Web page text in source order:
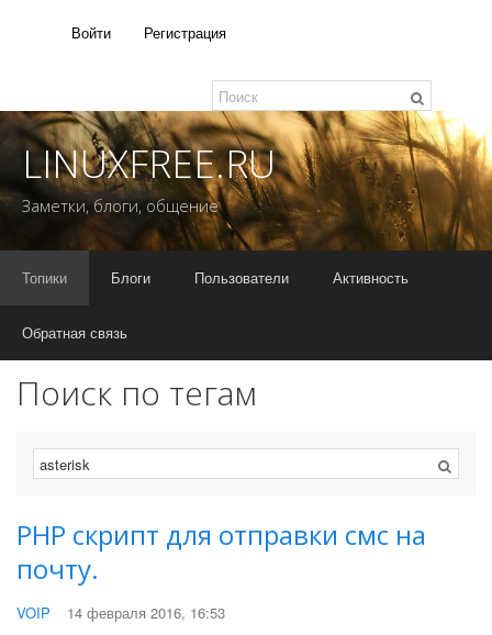
Войти Регистрация
LINUXFREE.RU
Заметки, блоги, общение
Топики Блоги Пользователи Активность
Обратная связь
Поиск по тегам
PHP скрипт для отправки смс на
почту.
VOIP 14 февраля 2016, 16:53